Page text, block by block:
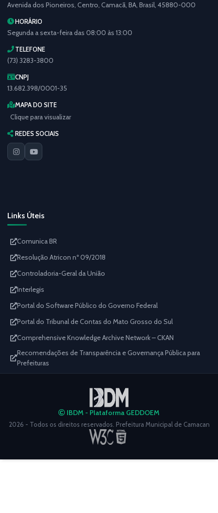
Avenida dos Pioneiros, Centro, Camacã, BA, Brasil, 45880-000
HORÁRIO
Segunda a sexta-feira das 08:00 às 13:00
TELEFONE
(73) 3283-3800
CNPJ
13.682.398/0001-35
MAPA DO SITE
Clique para visualizar
REDES SOCIAIS
Links Úteis
Comunica BR
Resolução Atricon nº 09/2018
Controladoria-Geral da União
Interlegis
Portal do Software Público do Governo Federal
Portal do Tribunal de Contas do Mato Grosso do Sul
Comprehensive Knowledge Archive Network – CKAN
Recomendações de Transparência e Governança Pública para
Prefeituras
IBDM - Plataforma GEDDOEM
2026 - Todos os direitos reservados. Prefeitura Municipal de Camacan